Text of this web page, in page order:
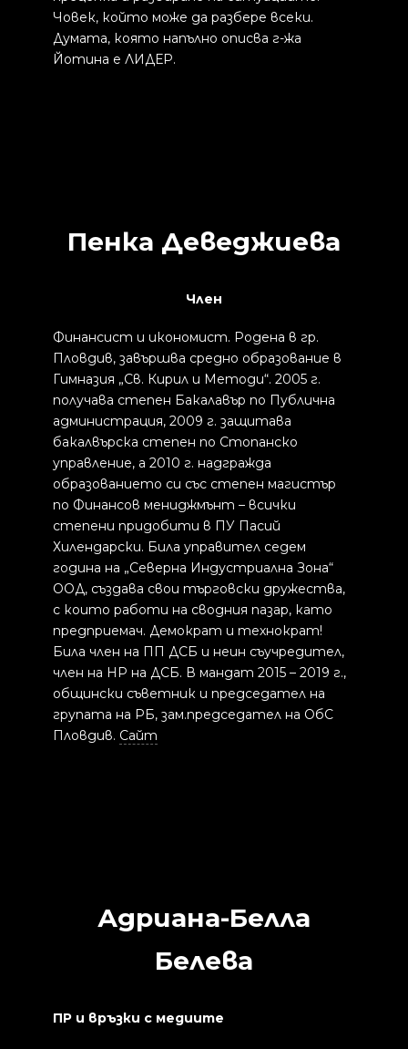
Човек, който може да разбере всеки.
Думата, която напълно описва г-жа
Йотина е ЛИДЕР.
Пенка Деведжиева
Член
Финансист и икономист. Родена в гр.
Пловдив, завършва средно образование в
Гимназия „Св. Кирил и Методи“. 2005 г.
получава степен Бакалавър по Публична
администрация, 2009 г. защитава
бакалвърска степен по Стопанско
управление, а 2010 г. надгражда
образованието си със степен магистър
по Финансов мениджмънт – всички
степени придобити в ПУ Пасий
Хилендарски. Била управител седем
година на „Северна Индустриална Зона“
ООД, създава свои търговски дружества,
с които работи на сводния пазар, като
предприемач. Демократ и технократ!
Била член на ПП ДСБ и неин съучредител,
член на НР на ДСБ. В мандат 2015 – 2019 г.,
общински съветник и председател на
групата на РБ, зам.председател на ОбС
Пловдив. Сайт
Адриана-Белла
Белева
ПР и връзки с медиите